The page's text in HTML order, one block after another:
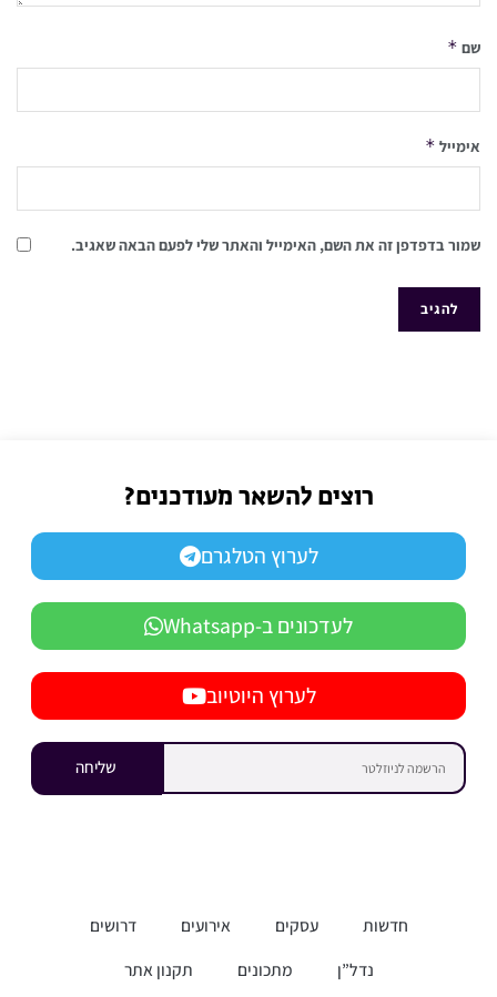
שם *
אימייל *
שמור בדפדפן זה את השם, האימייל והאתר שלי לפעם הבאה שאגיב.
רוצים להשאר מעודכנים?
לערוץ הטלגרם
לעדכונים ב-Whatsapp
לערוץ היוטיוב
שליחה
חדשות עסקים אירועים
דרושים
נדל”ן
מתכונים תקנון אתר